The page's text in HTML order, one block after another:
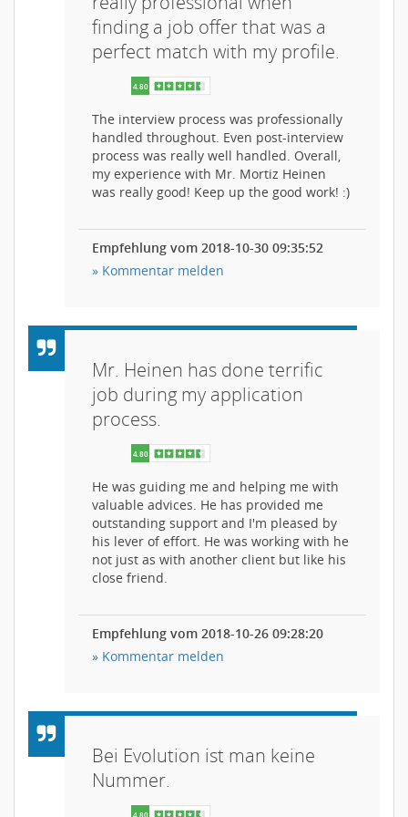
5.00
finding a job offer that was a
perfect match with my profile.
The interview process was professionally
handled throughout. Even post-interview
process was really well handled. Overall,
my experience with Mr. Mortiz Heinen
was really good! Keep up the good work! :)
Empfehlung vom 2018-10-30 09:35:52
» Kommentar melden
Mr. Heinen has done terrific
job during my application
process.
He was guiding me and helping me with
valuable advices. He has provided me
outstanding support and I'm pleased by
his lever of effort. He was working with he
not just as with another client but like his
close friend.
Empfehlung vom 2018-10-26 09:28:20
» Kommentar melden
Bei Evolution ist man keine
Nummer.